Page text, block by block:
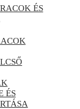
ÉS
ÉS